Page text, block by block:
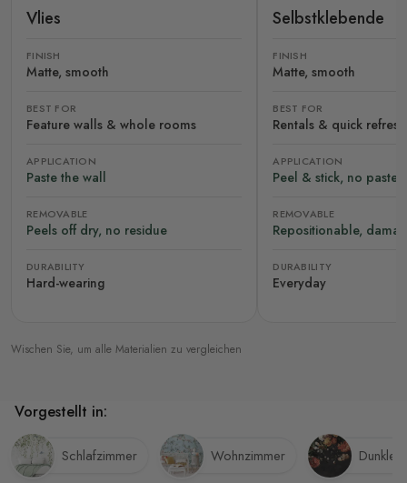
Vlies
FINISH
Matte, smooth
BEST FOR
Feature walls & whole rooms
APPLICATION
Paste the wall
REMOVABLE
Peels off dry, no residue
DURABILITY
Hard-wearing
Selbstklebende
FINISH
Matte, smooth
BEST FOR
Rentals & quick
APPLICATION
Peel & stick, no paste
REMOVABLE
Repositionable,
DURABILITY
Everyday
Wischen Sie, um alle Materialien zu vergleichen
Vorgestellt in:
Schlafzimmer Wohnzimmer Dunkle